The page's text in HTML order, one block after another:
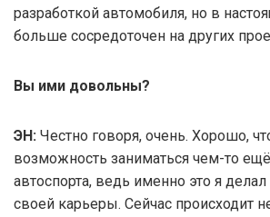
разработкой автомобиля, но в
больше сосредоточен на других
Вы ими довольны?
ЭН: Честно говоря, очень. Хорошо,
возможность заниматься чем-то
автоспорта, ведь именно это я
своей карьеры. Сейчас происходит